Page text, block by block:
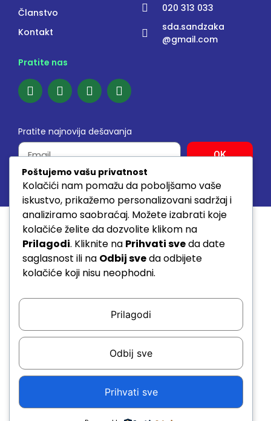
Članstvo
Kontakt
020 313 033
sda.sandzaka
@gmail.com
Pratite nas
Pratite najnovija dešavanja
OK
© 2026. SVA PRAVA ZADRŽANA www.sda.rs
Poštujemo vašu privatnost
Kolačići nam pomažu da poboljšamo vaše
iskustvo, prikažemo personalizovani sadržaj i
analiziramo saobraćaj. Možete izabrati koje
kolačiće želite da dozvolite klikom na
Prilagodi. Kliknite na Prihvati sveda date
saglasnost ili na Odbij sveda odbijete
kolačiće koji nisu neophodni.
Prilagodi
Odbij sve
Prihvati sve